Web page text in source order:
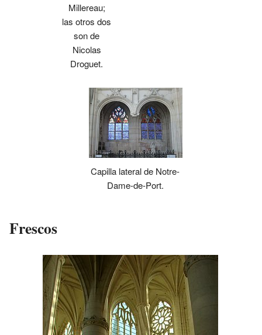
Millereau;
las otros dos
son de
Nicolas
Droguet.
Capilla lateral de Notre-
Dame-de-Port.
Frescos